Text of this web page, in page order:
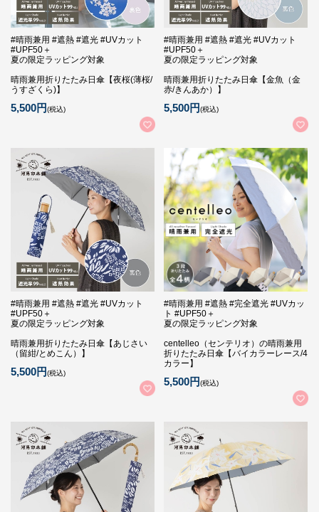
#晴雨兼用 #遮熱 #遮光 #UVカット
#UPF50＋
夏の限定ラッピング対象
晴雨兼用折りたたみ日傘【夜桜(薄桜/
うすざくら)】
5,500円(税込)
#晴雨兼用 #遮熱 #遮光 #UVカット
#UPF50＋
夏の限定ラッピング対象
晴雨兼用折りたたみ日傘【金魚（金
赤/きんあか）】
5,500円(税込)
#晴雨兼用 #遮熱 #遮光 #UVカット
#UPF50＋
夏の限定ラッピング対象
晴雨兼用折りたたみ日傘【あじさい
（留紺/とめこん）】
5,500円(税込)
#晴雨兼用 #遮熱 #完全遮光 #UVカッ
ト #UPF50＋
夏の限定ラッピング対象
centelleo（センテリオ）の晴雨兼用
折りたたみ日傘【バイカラーレース/4
カラー】
5,500円(税込)